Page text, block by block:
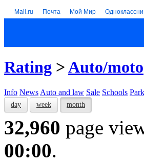
Mail.ru Почта Мой Мир
Rating >Auto/moto
Info News Auto and law Sale Schools
day week month
32,960 page
00:00.